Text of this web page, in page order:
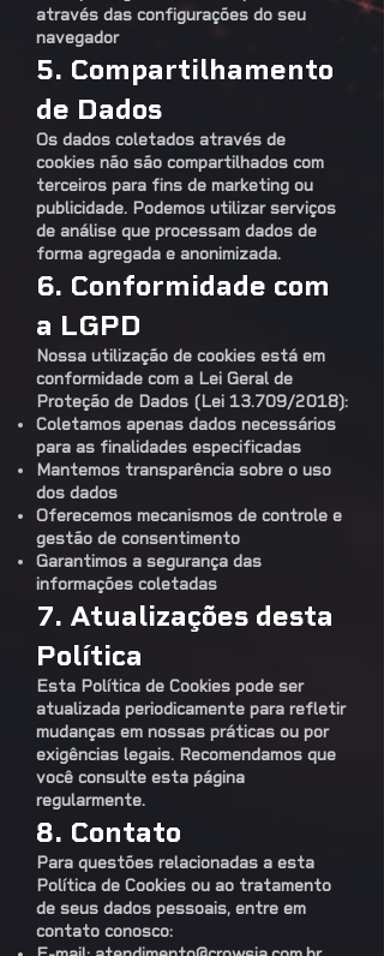
através das configurações do seu
navegador
5. Compartilhamento
de Dados
Os dados coletados através de
cookies não são compartilhados com
terceiros para fins de marketing ou
publicidade. Podemos utilizar serviços
de análise que processam dados de
forma agregada e anonimizada.
6. Conformidade com
a LGPD
Nossa utilização de cookies está em
conformidade com a Lei Geral de
Proteção de Dados (Lei 13.709/2018):
Coletamos apenas dados necessários
para as finalidades especificadas
Mantemos transparência sobre o uso
dos dados
Oferecemos mecanismos de controle e
gestão de consentimento
Garantimos a segurança das
informações coletadas
7. Atualizações desta
Política
Esta Política de Cookies pode ser
atualizada periodicamente para refletir
mudanças em nossas práticas ou por
exigências legais. Recomendamos que
você consulte esta página
regularmente.
8. Contato
Para questões relacionadas a esta
Política de Cookies ou ao tratamento
de seus dados pessoais, entre em
contato conosco: